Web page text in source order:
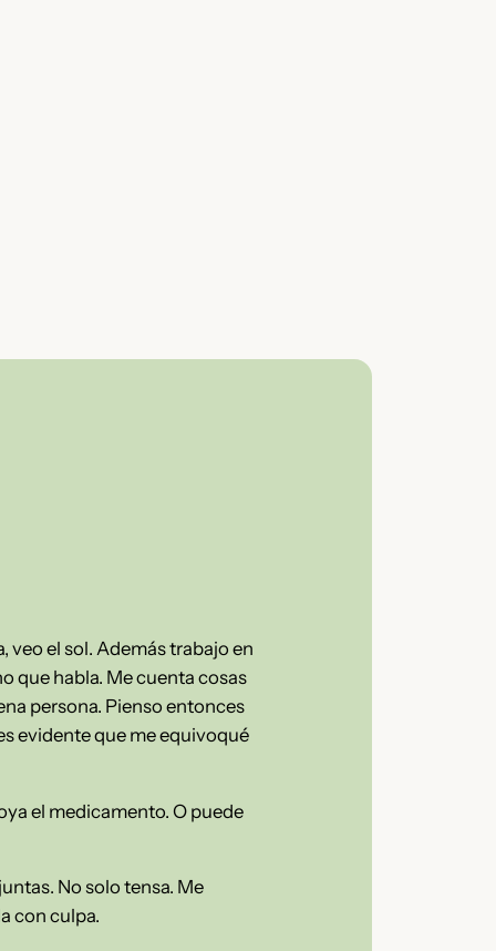
veo el sol. Además trabajo en
que habla. Me cuenta cosas
persona. Pienso entonces
evidente que me equivoqué
el medicamento. O puede
No solo tensa. Me
con culpa.